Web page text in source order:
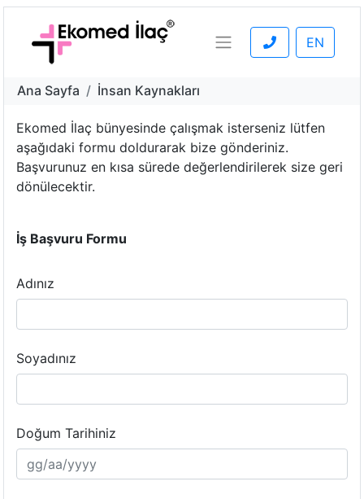
Telefon et!
EN
Ana Sayfa İnsan Kaynakları
Ekomed İlaç bünyesinde çalışmak isterseniz lütfen
aşağıdaki formu doldurarak bize gönderiniz.
Başvurunuz en kısa sürede değerlendirilerek size geri
dönülecektir.
İş Başvuru Formu
Adınız
Soyadınız
Doğum Tarihiniz